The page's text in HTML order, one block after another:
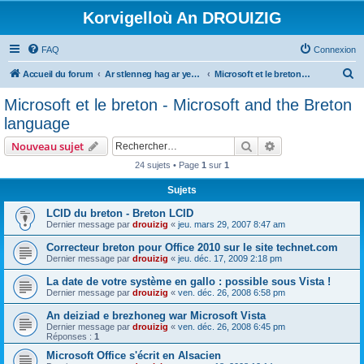
Korvigelloù An DROUIZIG
FAQ Connexion
Accueil du forum Ar stlenneg hag ar yezhoù bihan er bed a-bezh Microsoft et le breton - Microsoft and the Breton language
Microsoft et le breton - Microsoft and the Breton
language
Nouveau sujet Rechercher
24 sujets • Page 1 sur 1
Sujets
LCID du breton - Breton LCID
Dernier message par drouizig « jeu. mars 29, 2007 8:47 am
Correcteur breton pour Office 2010 sur le site technet.com
Dernier message par drouizig « jeu. déc. 17, 2009 2:18 pm
La date de votre système en gallo : possible sous Vista !
Dernier message par drouizig « ven. déc. 26, 2008 6:58 pm
An deiziad e brezhoneg war Microsoft Vista
Dernier message par drouizig « ven. déc. 26, 2008 6:45 pm
Réponses : 1
Microsoft Office s'écrit en Alsacien